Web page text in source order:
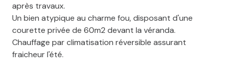
après travaux.
Un bien atypique au charme fou, disposant d'une
courette privée de 60m2 devant la véranda.
Chauffage par climatisation réversible assurant
fraicheur l'été.